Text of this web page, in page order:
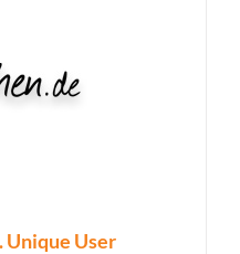
Unique User